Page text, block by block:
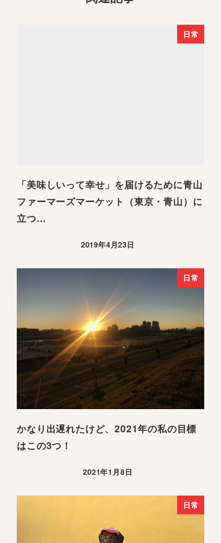
日常
「美味しいって幸せ」を届けるために青山
ファーマーズマーケット（東京・青山）に
立つ…
2019年4月23日
日常
かなり出遅れたけど、2021年の私の目標
はこの3つ！
2021年1月8日
日常